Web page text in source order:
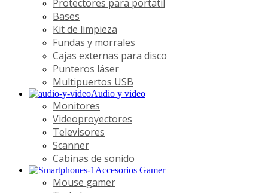
Protectores para portatil
Bases
Kit de limpieza
Fundas y morrales
Cajas externas para disco
Punteros láser
Multipuertos USB
Audio y video
Monitores
Videoproyectores
Televisores
Scanner
Cabinas de sonido
Accesorios Gamer
Mouse gamer